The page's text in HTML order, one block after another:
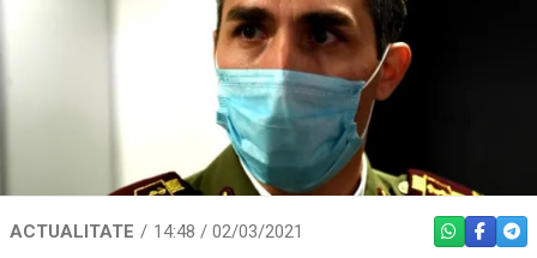
ACTUALITATE 14:48 / 02/03/2021 WHATSAPP